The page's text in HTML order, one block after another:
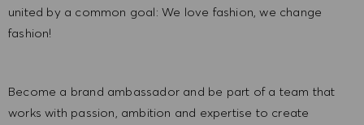
united by a common goal: We love fashion, we change
fashion!
Become a brand ambassador and be part of a team that
works with passion, ambition and expertise to create